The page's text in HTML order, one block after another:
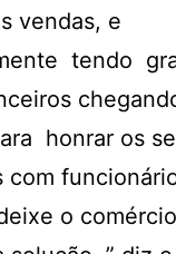
vendas, e
tendo
honrar os
com
o